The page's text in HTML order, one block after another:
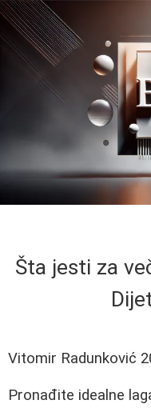
Šta jesti za
Vitomir Radunković
Pronađite idealne